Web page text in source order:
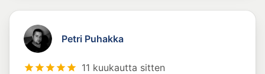
Petri Puhakka
11 kuukautta sitten